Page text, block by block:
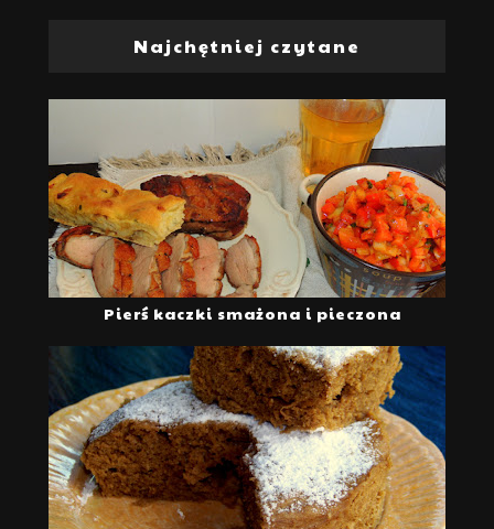
Najchętniej czytane
Pierś kaczki smażona i pieczona